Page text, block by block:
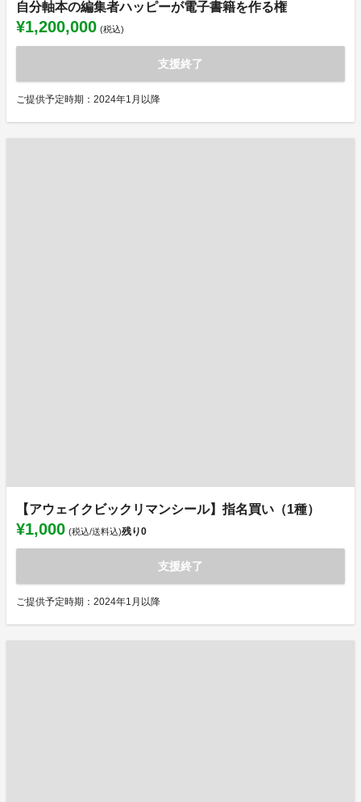
自分軸本の編集者ハッピーが電子書籍を作る権
¥1,200,000 (税込)
支援終了
ご提供予定時期：2024年1月以降
【アウェイクビックリマンシール】指名買い（1種）
¥1,000 (税込/送料込)残り0
支援終了
ご提供予定時期：2024年1月以降